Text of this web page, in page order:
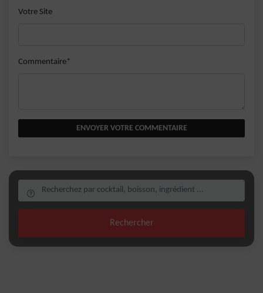
Votre Site
Commentaire*
ENVOYER VOTRE COMMENTAIRE
Rechercher